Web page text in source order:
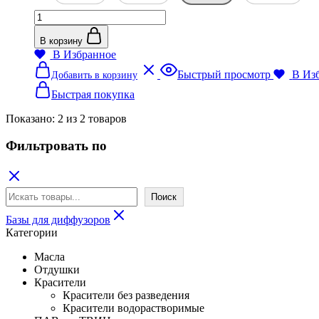
2120₽ 5
Количество
товара
Augeo
(база
для
аромадиффузов),
пр.
В корзину
В Избранное
Добавить в корзину
Этот
товар
товара.
Быстрый просмотр
В
Быстрая покупка
Показано: 2 из 2 товаров
Фильтровать по
Поиск Поиск
Базы для диффузоров
Категории
Масла
Отдушки
Красители
Красители без разведения
Красители водорастворимые